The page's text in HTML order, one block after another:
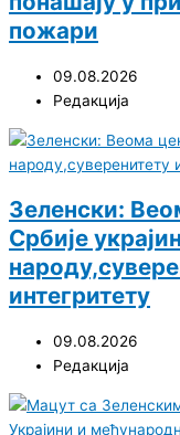
пожари
09.08.2026
Редакција
Зеленски:
Србије
интегритету
09.08.2026
Редакција